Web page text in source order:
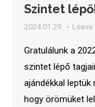
Szintet
2024.01.29.
Gratulálunk a
szintet lépő
ajándékkal leptük
hogy örömüket